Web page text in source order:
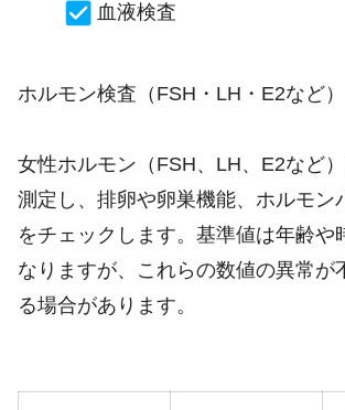
血液検査
ホルモン検査（FSH・LH・E2など）
女性ホルモン（FSH、LH、E2など
測定し、排卵や卵巣機能、ホルモン
をチェックします。基準値は年齢や
なりますが、これらの数値の異常が
る場合があります。